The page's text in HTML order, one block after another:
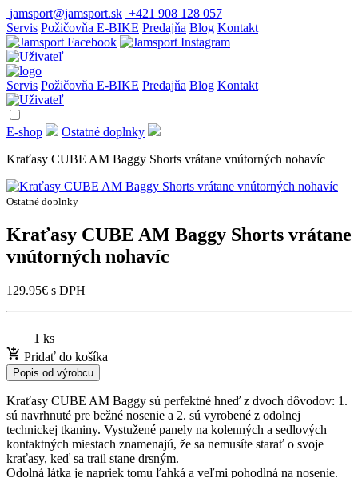
jamsport@jamsport.sk +421 908 128 057
Servis Požičovňa E-BIKE Predajňa Blog Kontakt
Servis Požičovňa E-BIKE Predajňa Blog Kontakt
E-shop
Ostatné doplnky
Kraťasy CUBE AM Baggy Shorts vrátane vnútorných nohavíc
Ostatné doplnky
Kraťasy CUBE AM Baggy Shorts vrátane
vnútorných nohavíc
129.95€ s DPH
1 ks
Pridať do košíka
Popis od výrobcu
Kraťasy CUBE AM Baggy sú perfektné hneď z dvoch dôvodov: 1.
sú navrhnuté pre bežné nosenie a 2. sú vyrobené z odolnej
technickej tkaniny. Vystužené panely na kolenných a sedlových
kontaktných miestach znamenajú, že sa nemusíte starať o svoje
kraťasy, keď sa trail stane drsným.
Odolná látka je napriek tomu ľahká a veľmi pohodlná na nosenie.